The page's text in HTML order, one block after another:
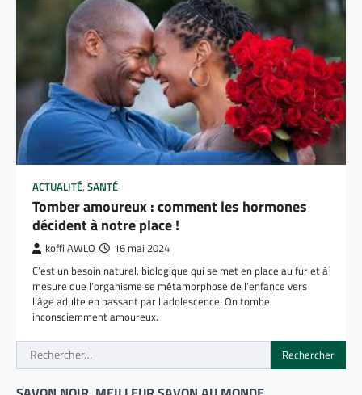
ACTUALITÉ, SANTÉ
Tomber amoureux : comment les hormones
décident à notre place !
koffi AWLO 16 mai 2024
C’est un besoin naturel, biologique qui se met en place au fur et à
mesure que l’organisme se métamorphose de l’enfance vers
l’âge adulte en passant par l’adolescence. On tombe
inconsciemment amoureux.
Rechercher :